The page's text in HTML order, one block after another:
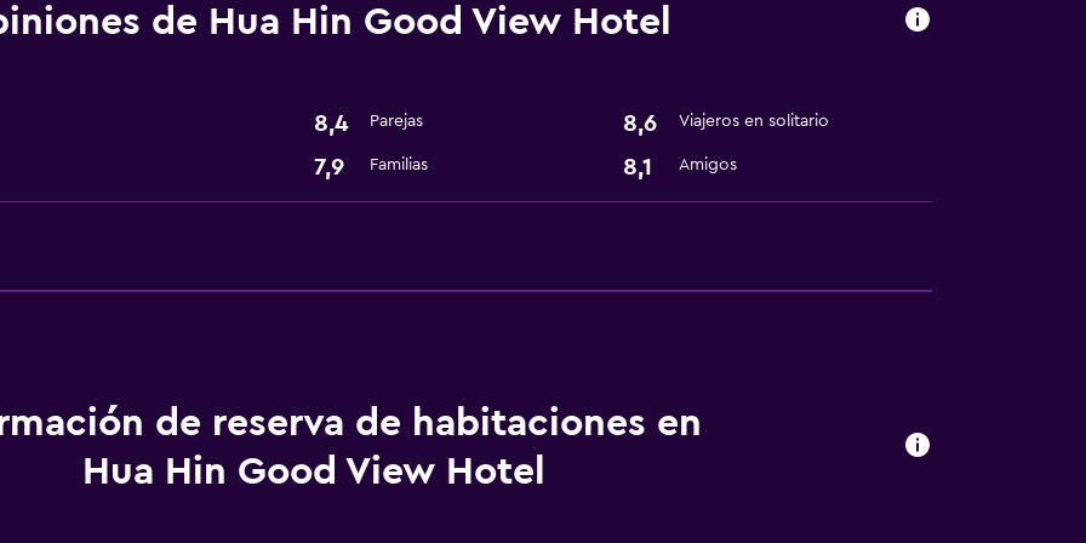
Extinguidor
Sistema de entretenimiento
TV por cable o vía satélite
de Hua Hin Good View Hotel
8,4 Parejas 8,6 Viajeros en solitario
7,9 Familias 8,1 Amigos
de reserva de habitaciones en
Hua Hin Good View Hotel